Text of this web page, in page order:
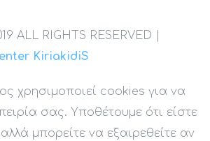
ALL RIGHTS RESERVED |
KiriakidiS
χρησιμοποιεί cookies για να
σας. Υποθέτουμε ότι είστε
μπορείτε να εξαιρεθείτε αν